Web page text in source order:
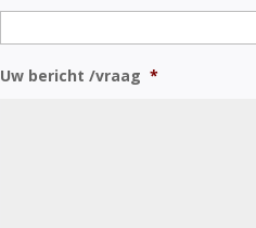
Uw bericht /vraag *